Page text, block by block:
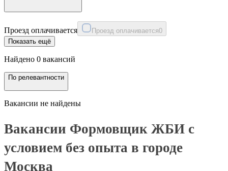
Проезд оплачивается Проезд оплачивается0
Показать ещё
Найдено 0 вакансий
По релевантности
Вакансии не найдены
Вакансии Формовщик ЖБИ с
условием без опыта в городе
Москва